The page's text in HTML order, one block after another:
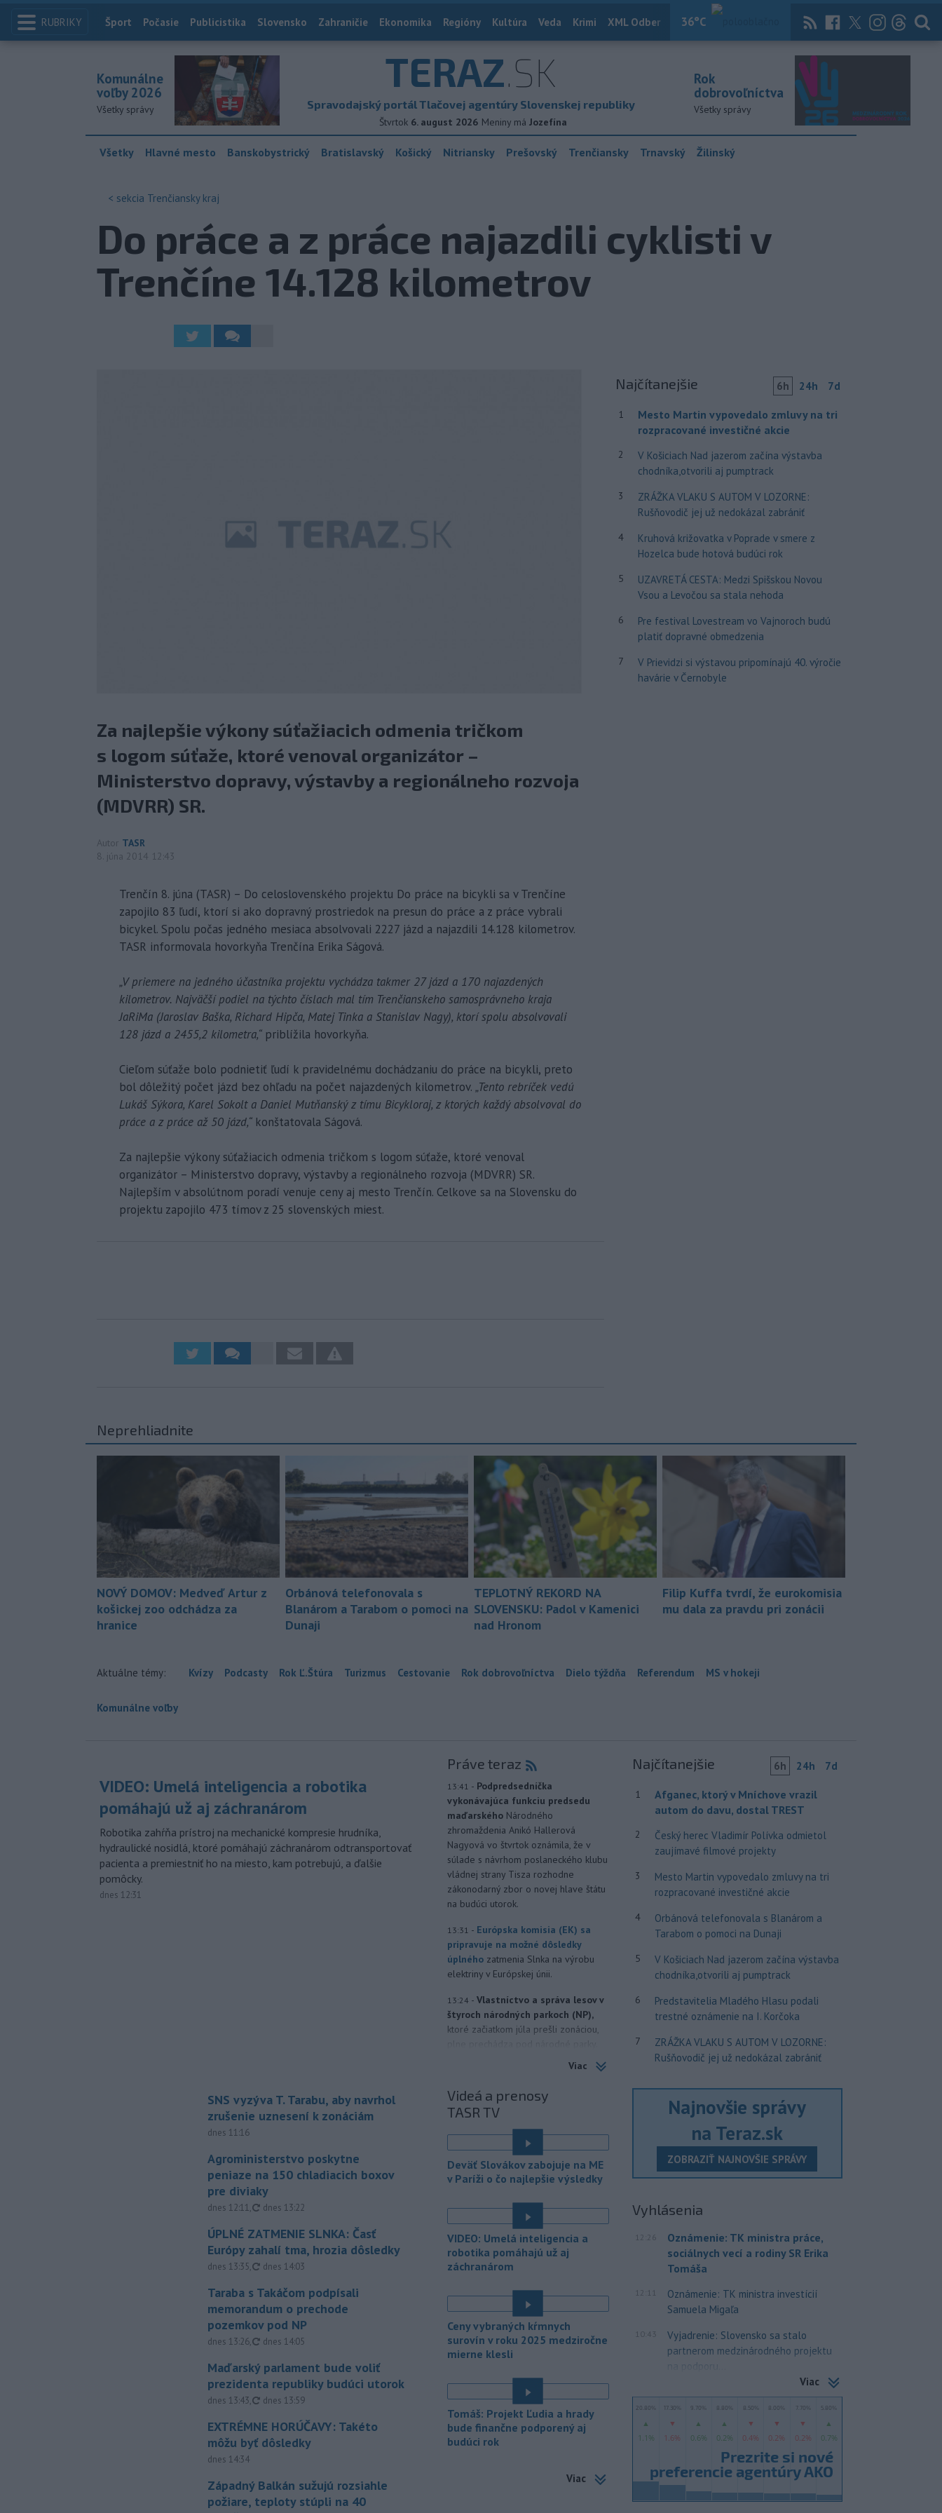
RUBRIKY 36°C
Index
Šport Počasie Publicistika Slovensko Zahraničie Ekonomika Regióny Kultúra Veda Krimi XML Odber Knihy Magazín News Now Archív
TERAZ.SK
Spravodajský portál Tlačovej agentúry Slovenskej republiky
Štvrtok 6. august 2026 Meniny má Jozefína
Komunálne
voľby 2026
Všetky správy
Rok
dobrovoľníctva
Všetky správy
Všetky Hlavné mesto Banskobystrický Bratislavský Košický Nitriansky Prešovský Trenčiansky Trnavský Žilinský
< sekcia Trenčiansky kraj
Do práce a z práce najazdili cyklisti v
Trenčíne 14.128 kilometrov
Za najlepšie výkony súťažiacich odmenia tričkom
s logom súťaže, ktoré venoval organizátor –
Ministerstvo dopravy, výstavby a regionálneho rozvoja
(MDVRR) SR.
Autor TASR
8. júna 2014 12:43
Trenčín 8. júna (TASR) – Do celoslovenského projektu Do práce na bicykli sa v Trenčíne
zapojilo 83 ľudí, ktorí si ako dopravný prostriedok na presun do práce a z práce vybrali
bicykel. Spolu počas jedného mesiaca absolvovali 2227 jázd a najazdili 14.128 kilometrov.
TASR informovala hovorkyňa Trenčína Erika Ságová.
„V priemere na jedného účastníka projektu vychádza takmer 27 jázd a 170 najazdených
kilometrov. Najväčší podiel na týchto číslach mal tím Trenčianskeho samosprávneho kraja
JaRiMa (Jaroslav Baška, Richard Hipča, Matej Tinka a Stanislav Nagy), ktorí spolu absolvovali
128 jázd a 2455,2 kilometra,“ priblížila hovorkyňa.
Cieľom súťaže bolo podnietiť ľudí k pravidelnému dochádzaniu do práce na bicykli, preto
bol dôležitý počet jázd bez ohľadu na počet najazdených kilometrov. „Tento rebríček vedú
Lukáš Sýkora, Karel Sokolt a Daniel Mutňanský z tímu Bicykloraj, z ktorých každý absolvoval do
práce a z práce až 50 jázd,“ konštatovala Ságová.
Za najlepšie výkony súťažiacich odmenia tričkom s logom súťaže, ktoré venoval
organizátor – Ministerstvo dopravy, výstavby a regionálneho rozvoja (MDVRR) SR.
Najlepším v absolútnom poradí venuje ceny aj mesto Trenčín. Celkove sa na Slovensku do
projektu zapojilo 473 tímov z 25 slovenských miest.
Najčítanejšie 6h 24h 7d
1
Mesto Martin vypovedalo zmluvy na tri
rozpracované investičné akcie
2
V Košiciach Nad jazerom začína výstavba
chodníka,otvorili aj pumptrack
3
ZRÁŽKA VLAKU S AUTOM V LOZORNE:
Rušňovodič jej už nedokázal zabrániť
4
Kruhová križovatka v Poprade v smere z
Hozelca bude hotová budúci rok
5
UZAVRETÁ CESTA: Medzi Spišskou Novou
Vsou a Levočou sa stala nehoda
6
Pre festival Lovestream vo Vajnoroch budú
platiť dopravné obmedzenia
7
V Prievidzi si výstavou pripomínajú 40. výročie
havárie v Černobyle
Neprehliadnite
NOVÝ DOMOV: Medveď Artur z
košickej zoo odchádza za
hranice
Orbánová telefonovala s
Blanárom a Tarabom o pomoci na
Dunaji
TEPLOTNÝ REKORD NA
SLOVENSKU: Padol v Kamenici
nad Hronom
Filip Kuffa tvrdí, že eurokomisia
mu dala za pravdu pri zonácii
Aktuálne témy: Kvízy Podcasty Rok Ľ.Štúra Turizmus Cestovanie Rok dobrovoľníctva Dielo týždňa Referendum MS v hokeji
Komunálne voľby
VIDEO: Umelá inteligencia a robotika
pomáhajú už aj záchranárom
Robotika zahŕňa prístroj na mechanické kompresie hrudníka,
hydraulické nosidlá, ktoré pomáhajú záchranárom odtransportovať
pacienta a premiestniť ho na miesto, kam potrebujú, a ďalšie
pomôcky.
dnes 12:31
SNS vyzýva T. Tarabu, aby navrhol
zrušenie uznesení k zonáciám
dnes 11:16
Agroministerstvo poskytne
peniaze na 150 chladiacich boxov
pre diviaky
dnes 12:11, aktualizované
dnes 13:22
ÚPLNÉ ZATMENIE SLNKA: Časť
Európy zahalí tma, hrozia dôsledky
dnes 13:35, aktualizované
dnes 14:03
Taraba s Takáčom podpísali
memorandum o prechode
pozemkov pod NP
dnes 13:26, aktualizované
dnes 14:05
Maďarský parlament bude voliť
prezidenta republiky budúci utorok
dnes 13:43, aktualizované
dnes 13:59
EXTRÉMNE HORÚČAVY: Takéto
môžu byť dôsledky
dnes 14:34
Západný Balkán sužujú rozsiahle
požiare, teploty stúpli na 40
Práve teraz
13:41 - Podpredsedníčka
vykonávajúca funkciu predsedu
maďarského Národného
zhromaždenia Anikó Hallerová
Nagyová vo štvrtok oznámila, že v
súlade s návrhom poslaneckého klubu
vládnej strany Tisza rozhodne
zákonodarný zbor o novej hlave štátu
na budúci utorok.
13:31 - Európska komisia (EK) sa
pripravuje na možné dôsledky
úplného zatmenia Slnka na výrobu
elektriny v Európskej únii.
13:24 - Vlastníctvo a správa lesov v
štyroch národných parkoch (NP),
ktoré začiatkom júla prešli zonáciou,
lesnými požiarmina západnom
Balkáne, kde v týchto dňoch horúčavy
dosahujú až 40 stupňov Celzia.
- Nemecký súd vo štvrtok
udelil doživotný trest Afgancovi,
ktorý minulý rok autom vrazil do davu
dievča a jej 37-ročnú matku.
11:29 - Severná Kórea vo štvrtok
odpálila najmenej jeden
neidentifikovaný
juhokórejská armáda.
10:31 - Island si v prípade obnovenia
rokovaní o vstupe do Európskej
únie chce zachovať suverénnu
Väčšina Poliakov po roku vo
funkcii hodnotí pôsobenie
prezidenta Karola Nawrockého
pozitívne.
minister obrany Pedro Sánchez v
Viac
Videá a prenosy
TASR TV
Deväť Slovákov zabojuje na ME
v Paríži o čo najlepšie výsledky
VIDEO: Umelá inteligencia a
robotika pomáhajú už aj
záchranárom
Ceny vybraných kŕmnych
surovín v roku 2025 medziročne
mierne klesli
Tomáš: Projekt Ľudia a hrady
bude finančne podporený aj
budúci rok
Viac
Najčítanejšie 6h 24h 7d
1
Afganec, ktorý v Mníchove vrazil
autom do davu, dostal TREST
2
Český herec Vladimír Polívka odmietol
zaujímavé filmové projekty
3
Mesto Martin vypovedalo zmluvy na tri
rozpracované investičné akcie
4
Orbánová telefonovala s Blanárom a
Tarabom o pomoci na Dunaji
5
V Košiciach Nad jazerom začína výstavba
chodníka,otvorili aj pumptrack
6
Predstavitelia Mladého Hlasu podali
trestné oznámenie na I. Korčoka
7
ZRÁŽKA VLAKU S AUTOM V LOZORNE:
Rušňovodič jej už nedokázal zabrániť
Najnovšie správy
na Teraz.sk
ZOBRAZIŤ NAJNOVŠIE SPRÁVY
Vyhlásenia
12:26
Oznámenie: TK ministra práce,
sociálnych vecí a rodiny SR Erika
Tomáša
12:11
Oznámenie: TK ministra investícií
Samuela Migaľa
10:43
Vyjadrenie: Slovensko sa stalo
partnerom medzinárodného projektu
na podporu...
Viac